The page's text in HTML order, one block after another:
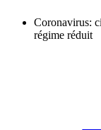
Coronavirus:
régime réduit